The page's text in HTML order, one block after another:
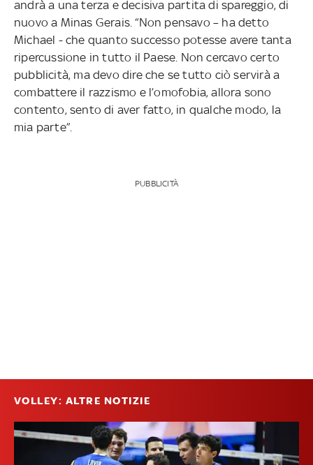
andrà a una terza e decisiva partita di spareggio, di
nuovo a Minas Gerais. “Non pensavo – ha detto
Michael - che quanto successo potesse avere tanta
ripercussione in tutto il Paese. Non cercavo certo
pubblicità, ma devo dire che se tutto ciò servirà a
combattere il razzismo e l’omofobia, allora sono
contento, sento di aver fatto, in qualche modo, la
mia parte”.
PUBBLICITÀ
VOLLEY: ALTRE NOTIZIE